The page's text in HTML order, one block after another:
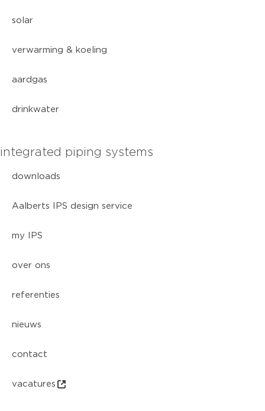
solar
verwarming & koeling
aardgas
drinkwater
integrated piping systems
downloads
Aalberts IPS design service
my IPS
over ons
referenties
nieuws
contact
vacatures